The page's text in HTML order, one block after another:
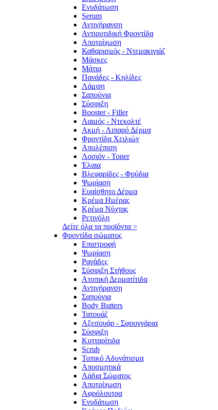
Ενυδάτωση
Serum
Αντιγήρανση
Αντιρυτιδική Φροντίδα
Αποτρίχωση
Καθαρισμός - Ντεμακιγιάζ
Μάσκες
Μάτια
Πανάδες - Κηλίδες
Λάμψη
Σαπούνια
Σύσφιξη
Booster - Filler
Λαιμός - Ντεκολτέ
Ακμή - Λιπαρό Δέρμα
Φροντίδα Χειλιών
Απολέπιση
Λοσιόν - Toner
Έλαια
Βλεφαρίδες - Φρύδια
Ψωρίαση
Ευαίσθητο Δέρμα
Κρέμα Ημέρας
Κρέμα Νύχτας
Ρετινόλη
Δείτε όλα τα προϊόντα >
Φροντίδα σώματος
Επιστροφή
Ψωρίαση
Ραγάδες
Σύσφιξη Στήθους
Ατοπική Δερματίτιδα
Αντιγήρανση
Σαπούνια
Body Butters
Τατουάζ
Αξεσουάρ - Σφουγγάρια
Σύσφιξη
Κυτταρίτιδα
Scrub
Τοπικό Αδυνάτισμα
Αποσμητικά
Λάδια Σώματος
Αποτρίχωση
Αφρόλουτρα
Ενυδάτωση